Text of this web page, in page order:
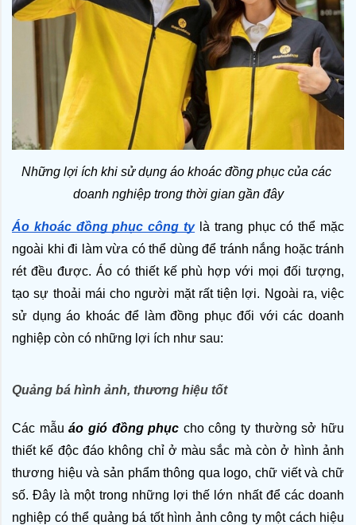
Những lợi ích khi sử dụng áo khoác đồng phục của các
doanh nghiệp trong thời gian gần đây
Áo khoác đồng phục công ty là trang phục có thể mặc
ngoài khi đi làm vừa có thể dùng để tránh nắng hoặc tránh
rét đều được. Áo có thiết kế phù hợp với mọi đối tượng,
tạo sự thoải mái cho người mặt rất tiện lợi. Ngoài ra, việc
sử dụng áo khoác để làm đồng phục đối với các doanh
nghiệp còn có những lợi ích như sau:
Quảng bá hình ảnh, thương hiệu tốt
Các mẫu áo gió đồng phục cho công ty thường sở hữu
thiết kế độc đáo không chỉ ở màu sắc mà còn ở hình ảnh
thương hiệu và sản phẩm thông qua logo, chữ viết và chữ
số. Đây là một trong những lợi thế lớn nhất để các doanh
nghiệp có thể quảng bá tốt hình ảnh công ty một cách hiệu